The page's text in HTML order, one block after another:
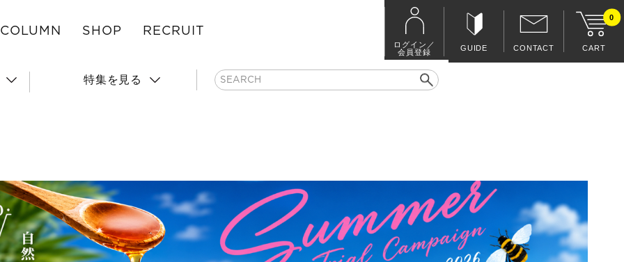
COLUMN SHOP RECRUIT
ログイン／
会員登録
GUIDE CONTACT
0
CART
特集を見る